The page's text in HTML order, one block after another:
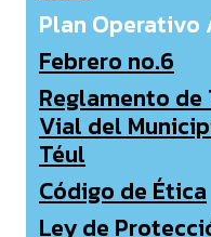
Plan Operativo
Febrero no.6
Reglamento
Vial del
Téul
Código de Ética
Ley de